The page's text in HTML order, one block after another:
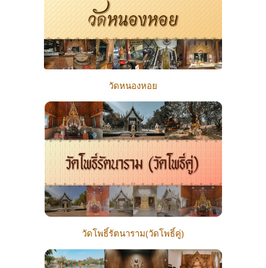
วัดหนองหอย
วัดโพธิ์รัตนาราม(วัดโพธิ์คู่)